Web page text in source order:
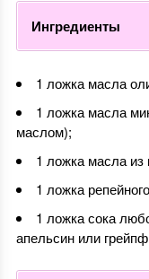
Ингредиенты
1 ложка масла
1 ложка масла
маслом);
1 ложка масла из
1 ложка
1 ложка сока
апельсин или